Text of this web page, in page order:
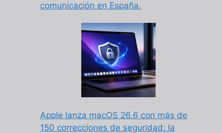
comunicación en España.
Apple lanza macOS 26.6 con más de
150 correcciones de seguridad: la